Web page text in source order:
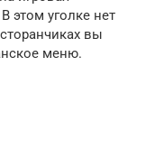
этом уголке нет
вы
меню.